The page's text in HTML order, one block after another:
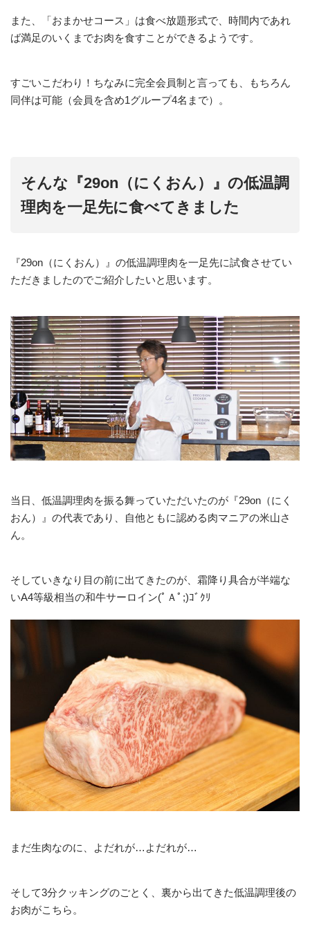
また、「おまかせコース」は食べ放題形式で、時間内であれ
ば満足のいくまでお肉を食すことができるようです。
すごいこだわり！ちなみに完全会員制と言っても、もちろん
同伴は可能（会員を含め1グループ4名まで）。
そんな『29on（にくおん）』の低温調
理肉を一足先に食べてきました
『29on（にくおん）』の低温調理肉を一足先に試食させてい
ただきましたのでご紹介したいと思います。
当日、低温調理肉を振る舞っていただいたのが『29on（にく
おん）』の代表であり、自他ともに認める肉マニアの米山さ
ん。
そしていきなり目の前に出てきたのが、霜降り具合が半端な
いA4等級相当の和牛サーロイン(ﾟＡﾟ;)ｺﾞｸﾘ
まだ生肉なのに、よだれが…よだれが…
そして3分クッキングのごとく、裏から出てきた低温調理後の
お肉がこちら。